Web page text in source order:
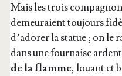
Mais les trois
demeu­raient tou­jours
d’a­do­rer la sta­tue ; on le
dans une four­naise
de la flamme, louant et